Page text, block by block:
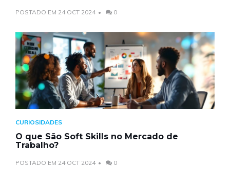
POSTADO EM 24 OCT 2024 0
CURIOSIDADES
O que São Soft Skills no Mercado de
Trabalho?
POSTADO EM 24 OCT 2024 0